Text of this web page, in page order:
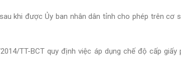
khi được Ủy ban nhân dân tỉnh cho phép trên cơ
TT-BCT quy định việc áp dụng chế độ cấp giấy